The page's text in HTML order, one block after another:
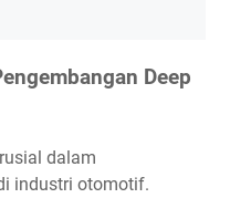
Deep
dalam
industri otomotif.